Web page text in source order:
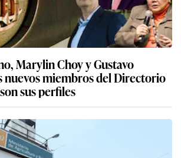
Marylin Choy y Gustavo
nuevos miembros del Directorio
sus perfiles